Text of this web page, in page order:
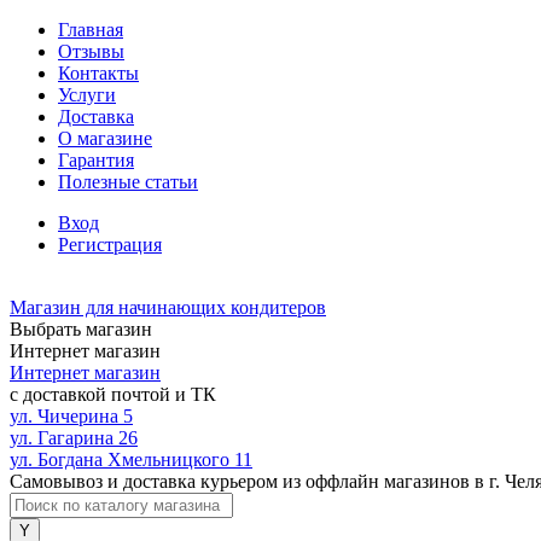
Главная
Отзывы
Контакты
Услуги
Доставка
О магазине
Гарантия
Полезные статьи
Вход
Регистрация
Магазин для начинающих кондитеров
Выбрать магазин
Интернет магазин
Интернет магазин
с доставкой почтой и ТК
ул. Чичерина 5
ул. Гагарина 26
ул. Богдана Хмельницкого 11
Самовывоз и доставка курьером из оффлайн магазинов в г.